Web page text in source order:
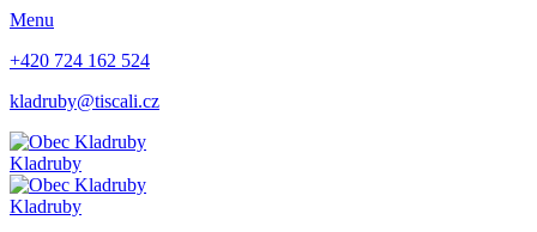
Menu
+420 724 162 524
kladruby@tiscali.cz
Kladruby
Kladruby